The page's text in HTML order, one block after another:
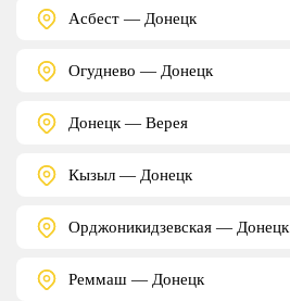
Асбест — Донецк
Огуднево — Донецк
Донецк — Верея
Кызыл — Донецк
Орджоникидзевская — Донецк
Реммаш — Донецк